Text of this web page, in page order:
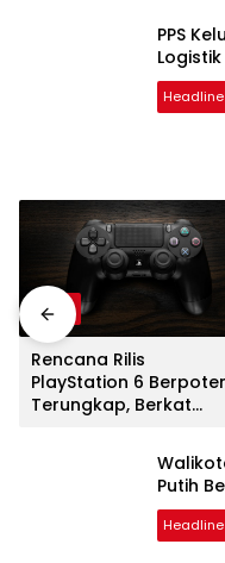
PPS
Headline
Berita
Rencana Rilis
PlayStation 6
Terungkap, Berkat
Putih
Headline